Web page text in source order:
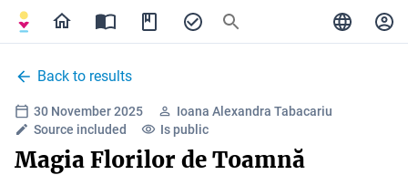
Back to results
30 November 2025
Ioana Alexandra Tabacariu
Source included
Is public
Magia Florilor de Toamnă